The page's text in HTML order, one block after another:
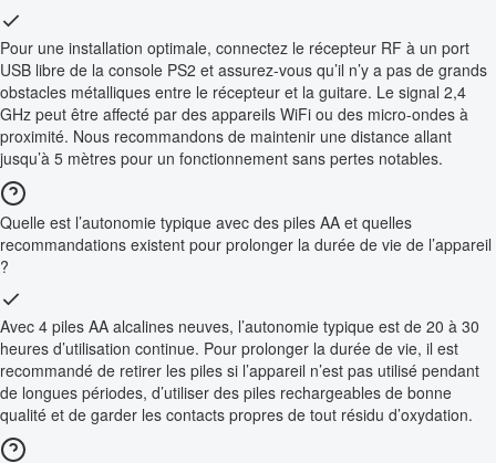
Pour une installation optimale, connectez le récepteur RF à un port
USB libre de la console PS2 et assurez-vous qu’il n’y a pas de grands
obstacles métalliques entre le récepteur et la guitare. Le signal 2,4
GHz peut être affecté par des appareils WiFi ou des micro-ondes à
proximité. Nous recommandons de maintenir une distance allant
jusqu’à 5 mètres pour un fonctionnement sans pertes notables.
Quelle est l’autonomie typique avec des piles AA et quelles
recommandations existent pour prolonger la durée de vie de l’appareil
?
Avec 4 piles AA alcalines neuves, l’autonomie typique est de 20 à 30
heures d’utilisation continue. Pour prolonger la durée de vie, il est
recommandé de retirer les piles si l’appareil n’est pas utilisé pendant
de longues périodes, d’utiliser des piles rechargeables de bonne
qualité et de garder les contacts propres de tout résidu d’oxydation.